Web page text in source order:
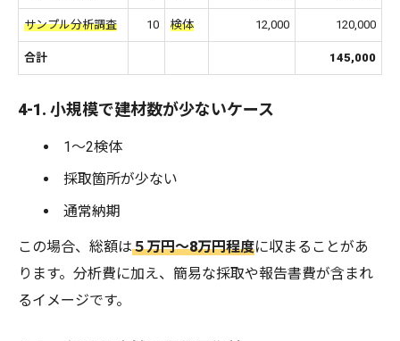
サンプル分析調査 10 検体 12,000 120,000
合計 145,000
4-1. 小規模で建材数が少ないケース
1～2検体
採取箇所が少ない
通常納期
この場合、総額は５万円～8万円程度に収まることがあ
ります。分析費に加え、簡易な採取や報告書費が含まれ
るイメージです。